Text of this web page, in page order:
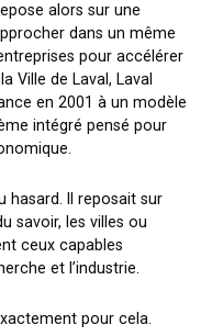
alors sur une
dans un même
pour accélérer
Ville de Laval, Laval
en 2001 à un modèle
intégré pensé pour
hasard. Il reposait sur
savoir, les villes ou
ceux capables
et l’industrie.
pour cela.